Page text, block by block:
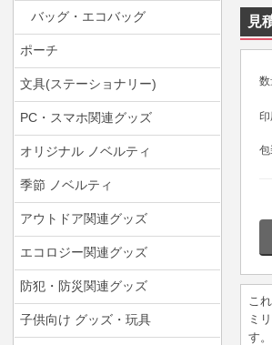
バッグ・エコバッグ
ポーチ
文具(ステーショナリー)
PC・スマホ関連グッズ
オリジナル ノベルティ
季節 ノベルティ
アウトドア関連グッズ
エコロジー関連グッズ
防犯・防災関連グッズ
子供向け グッズ・玩具
見
包
こ
ミ
す